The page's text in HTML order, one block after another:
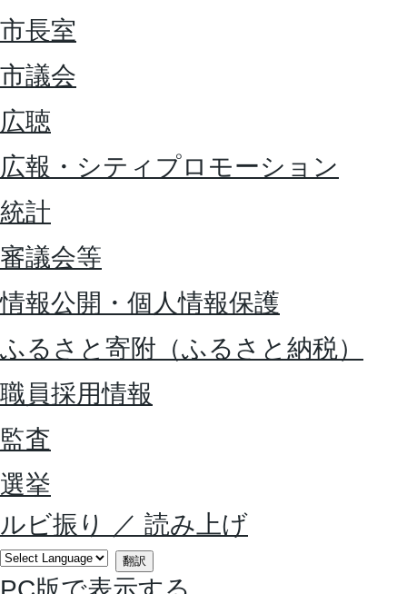
市長室
市議会
広聴
広報・シティプロモーション
統計
審議会等
情報公開・個人情報保護
ふるさと寄附（ふるさと納税）
職員採用情報
監査
選挙
ルビ振り
／ 読み上げ
翻訳